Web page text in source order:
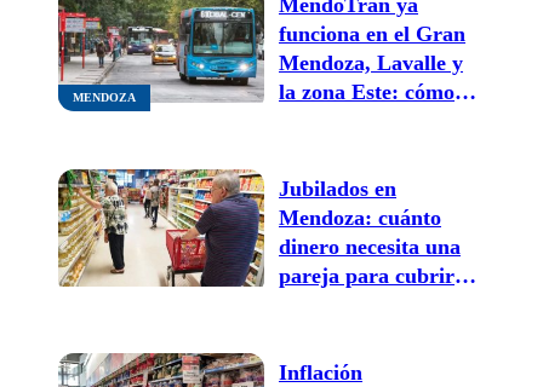
MENDOZA
funciona en el Gran
Mendoza, Lavalle y
la zona Este: cómo
Jubilados en
Mendoza: cuánto
dinero necesita una
pareja para cubrir
Inflación